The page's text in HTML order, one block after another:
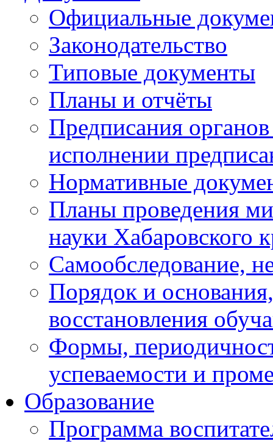
Официальные
Законодательство
Типовые документы
Планы и отчёты
Предписания
исполнении
Нормативные
Планы проведения
науки Хабаровского
Самообследование,
Порядок и
восстановления
Формы,
успеваемости и
Образование
Программа